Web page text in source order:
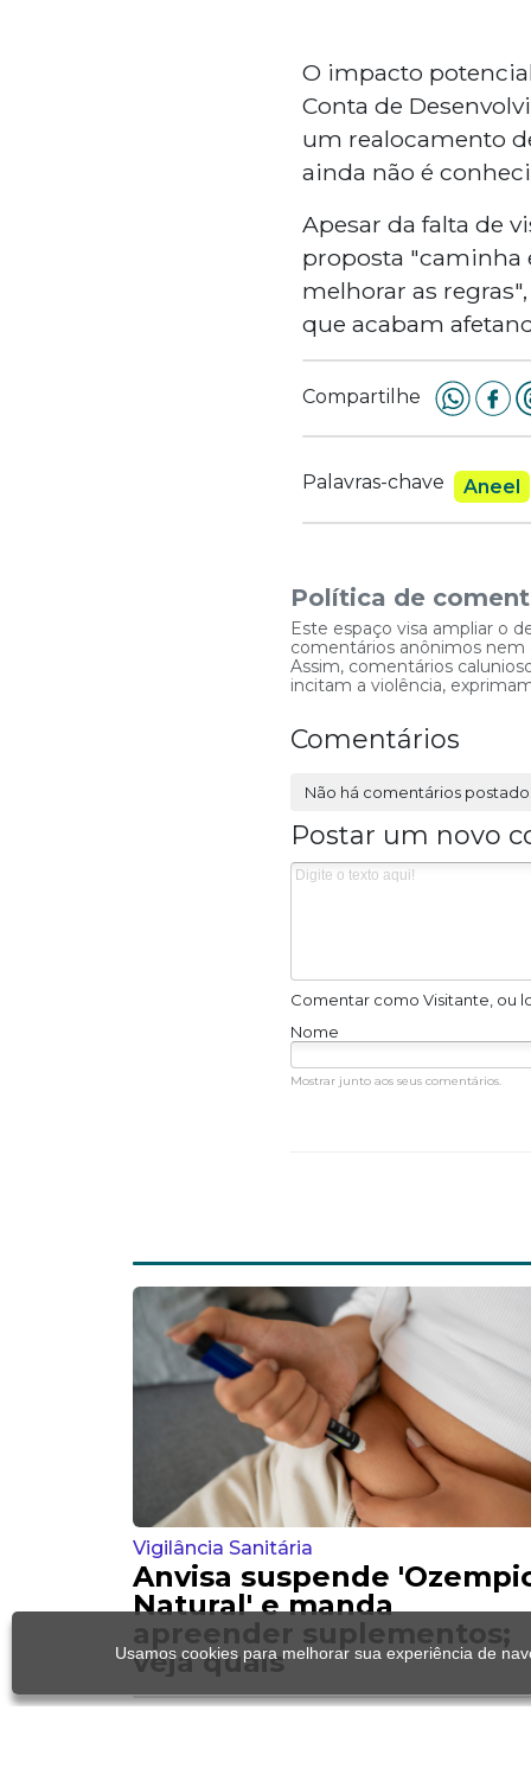
O impacto
Conta de
um realocamento
ainda não é
Apesar da falta de
proposta "caminha
melhorar as
que acabam
Compartilhe
Palavras-chave Aneel
Política de
Este espaço visa ampliar o
comentários anônimos nem
Assim, comentários
incitam a violência,
Comentários
Não há comentários
Postar um novo
Comentar como Visitante, ou
Nome
Mostrar junto aos seus comentários.
Vigilância Sanitária
Anvisa suspende
Natural' e manda
apreender suplementos;
veja quais
Usamos cookies para melhorar sua experiência de